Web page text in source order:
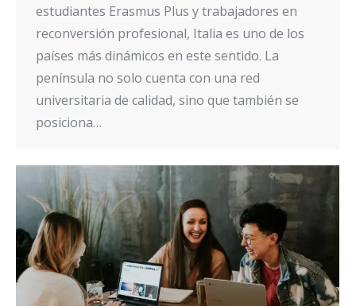
estudiantes Erasmus Plus y trabajadores en
reconversión profesional, Italia es uno de los
países más dinámicos en este sentido. La
península no solo cuenta con una red
universitaria de calidad, sino que también se
posiciona…